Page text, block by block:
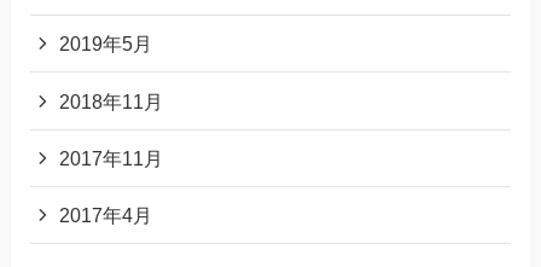
2019年5月
2018年11月
2017年11月
2017年4月